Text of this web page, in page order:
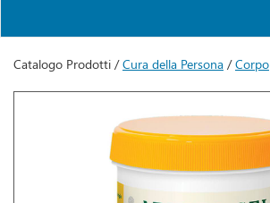
Catalogo Prodotti /Cura della Persona /Corpo